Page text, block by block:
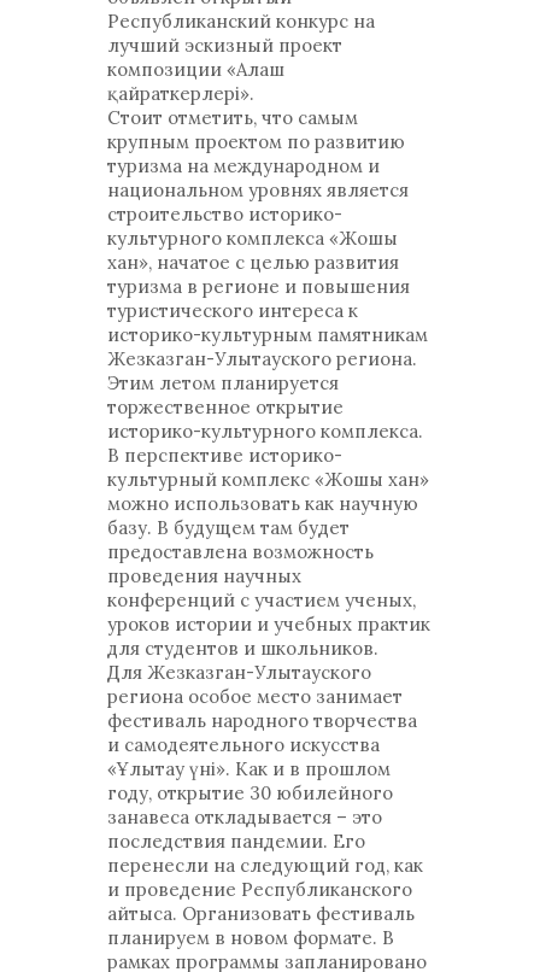
Республиканский конкурс на
лучший эскизный проект
композиции «Алаш
қайраткерлері».
Стоит отметить, что самым
крупным проектом по развитию
туризма на международном и
национальном уровнях является
строительство историко-
культурного комплекса «Жошы
хан», начатое с целью развития
туризма в регионе и повышения
туристического интереса к
историко-культурным памятникам
Жезказган-Улытауского региона.
Этим летом планируется
торжественное открытие
историко-культурного комплекса.
В перспективе историко-
культурный комплекс «Жошы хан»
можно использовать как научную
базу. В будущем там будет
предоставлена возможность
проведения научных
конференций с участием ученых,
уроков истории и учебных практик
для студентов и школьников.
Для Жезказган-Улытауского
региона особое место занимает
фестиваль народного творчества
и самодеятельного искусства
«Ұлытау үні». Как и в прошлом
году, открытие 30 юбилейного
занавеса откладывается – это
последствия пандемии. Его
перенесли на следующий год, как
и проведение Республиканского
айтыса. Организовать фестиваль
планируем в новом формате. В
рамках программы запланировано